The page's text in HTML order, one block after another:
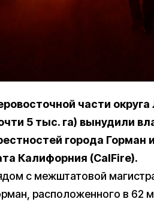
части
5 тыс. га) вынудили
города Горман
Калифорния (CalFire).
с межштатовой
расположенного в 62